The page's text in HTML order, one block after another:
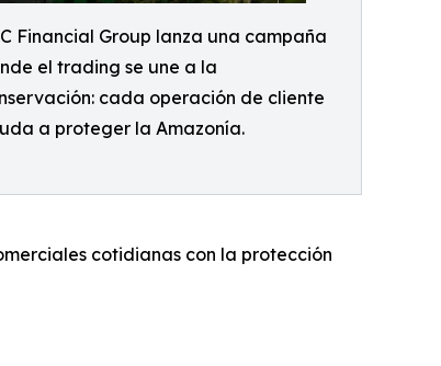
Financial Group lanza una campaña
el trading se une a la
cada operación de cliente
a proteger la Amazonía.
cotidianas con la protección